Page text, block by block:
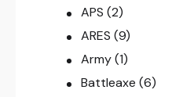
APS (2)
ARES (9)
Army (1)
Battleaxe (6)